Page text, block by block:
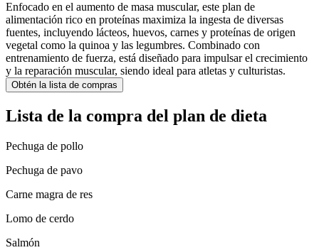
Enfocado en el aumento de masa muscular, este plan de
alimentación rico en proteínas maximiza la ingesta de diversas
fuentes, incluyendo lácteos, huevos, carnes y proteínas de origen
vegetal como la quinoa y las legumbres. Combinado con
entrenamiento de fuerza, está diseñado para impulsar el crecimiento
y la reparación muscular, siendo ideal para atletas y culturistas.
Obtén la lista de compras
Lista de la compra del plan de dieta
Pechuga de pollo
Pechuga de pavo
Carne magra de res
Lomo de cerdo
Salmón